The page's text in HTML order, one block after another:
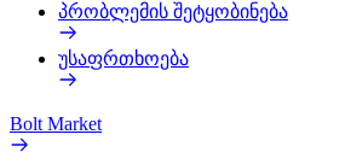
პრობლემის შეტყობინება
უსაფრთხოება
Bolt Market